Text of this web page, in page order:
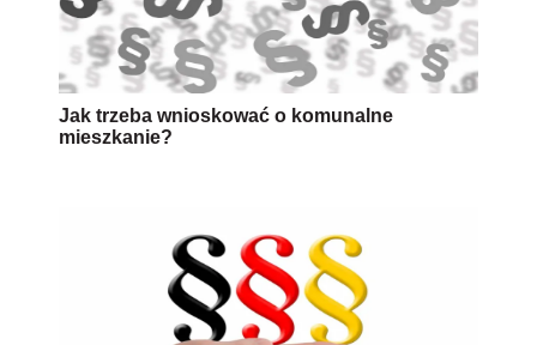
Jak trzeba wnioskować o komunalne
mieszkanie?